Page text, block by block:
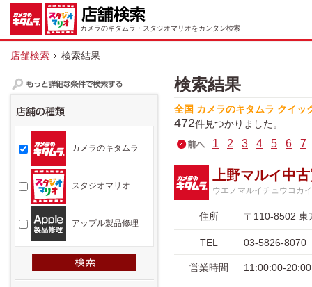
カメラのキタムラ・スタジオマリオをカンタン検索
店舗検索 検索結果
検索結果
全国 カメラのキタムラ クイッ
472件見つかりました。
1 2 3 4 5 6 7
上野マルイ中
ウエノマルイチュウコカ
住所 〒110-8502
TEL 03-5826-8070
営業時間 11:00:00-
カメラのキタムラ
スタジオマリオ
アップル製品修理